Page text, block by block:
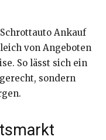
Ankauf
von Angeboten
So lässt sich ein
sondern